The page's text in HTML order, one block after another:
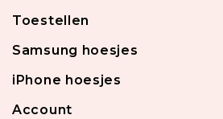
Toestellen
Samsung hoesjes
iPhone hoesjes
Account